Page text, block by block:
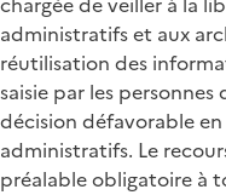
administratifs et aux
réutilisation des
saisie par les
décision défavorable
administratifs. Le
préalable obligatoire à